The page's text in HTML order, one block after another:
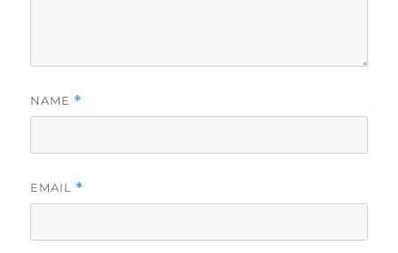
NAME *
EMAIL *